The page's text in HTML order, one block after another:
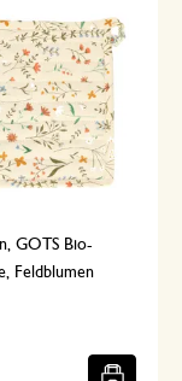
GOTS Bio-
Feldblumen